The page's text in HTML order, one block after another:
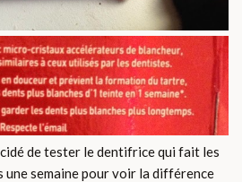
de tester le dentifrice qui fait les
une semaine pour voir la différence